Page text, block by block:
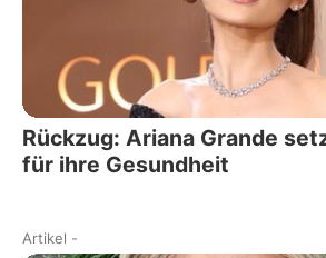
Rückzug: Ariana Grande
für ihre Gesundheit
Artikel -